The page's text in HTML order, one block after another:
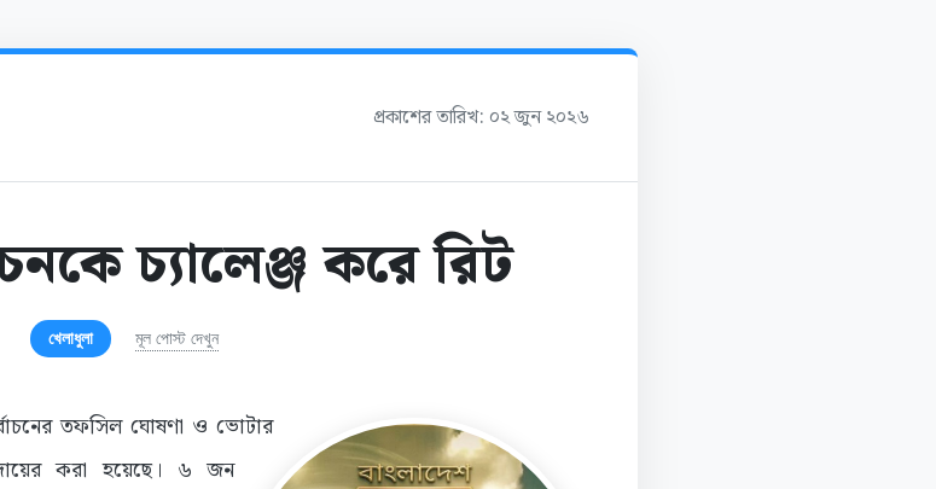
প্রকাশের তারিখ: ০২ জুন ২০২৬
চ্যালেঞ্জ করে রিট
খেলাধুলা মূল পোস্ট দেখুন
তফসিল ঘোষণা ও ভোটার
করা হয়েছে। ৬ জন